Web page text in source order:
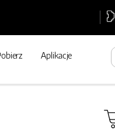
Aplikacje